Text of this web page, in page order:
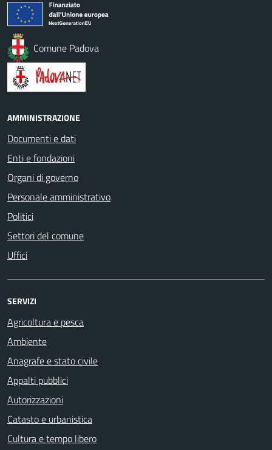
Comune Padova
AMMINISTRAZIONE
Documenti e dati
Enti e fondazioni
Organi di governo
Personale amministrativo
Politici
Settori del comune
Uffici
SERVIZI
Agricoltura e pesca
Ambiente
Anagrafe e stato civile
Appalti pubblici
Autorizzazioni
Catasto e urbanistica
Cultura e tempo libero